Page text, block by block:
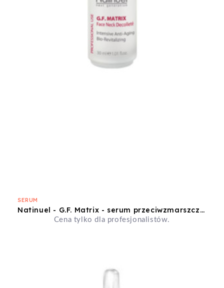
SERUM
Natinuel - G.F. Matrix - serum przeciwzmarszczkowe - 30ml
Cena tylko dla profesjonalistów.